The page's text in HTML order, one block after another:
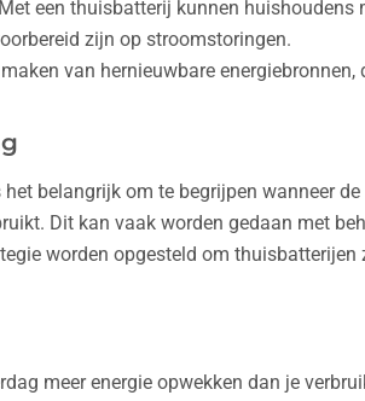
een thuisbatterij kunnen huishoudens
zijn op stroomstoringen.
van hernieuwbare
belangrijk om te begrijpen wanneer
Dit kan vaak worden gedaan met
worden opgesteld om
meer energie opwekken dan je